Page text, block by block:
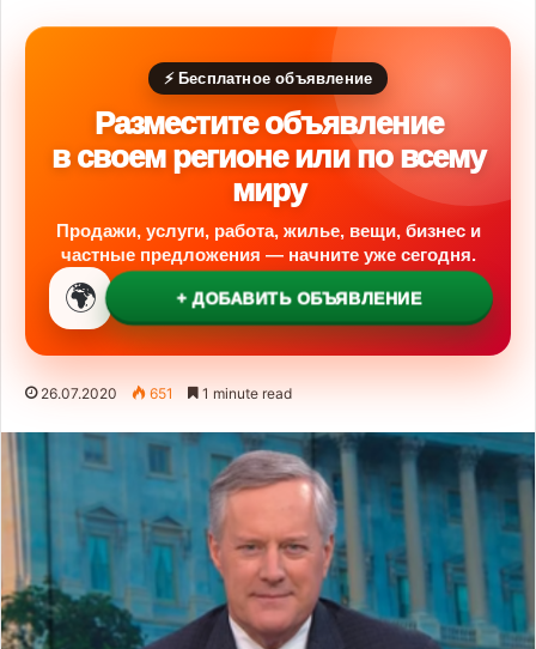
⚡ Бесплатное объявление
Разместите объявление
в своем регионе или по всему
миру
Продажи, услуги, работа, жилье, вещи, бизнес и
частные предложения — начните уже сегодня.
🌍 + ДОБАВИТЬ ОБЪЯВЛЕНИЕ
26.07.2020 651 1 minute read